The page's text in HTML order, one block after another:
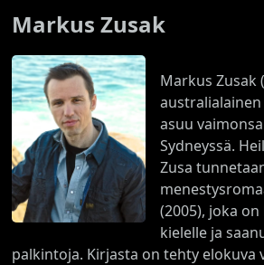
Markus Zusak
Markus Zusak
asuu
Sydneyssä.
Zusa
(2005), joka
kielelle ja
palkintoja. Kirjasta on tehty elokuva